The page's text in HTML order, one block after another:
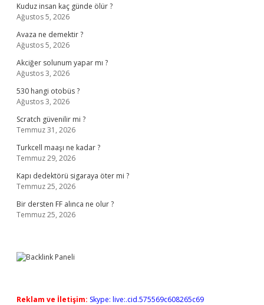
Kuduz insan kaç günde ölür ?
Ağustos 5, 2026
Avaza ne demektir ?
Ağustos 5, 2026
Akciğer solunum yapar mı ?
Ağustos 3, 2026
530 hangi otobüs ?
Ağustos 3, 2026
Scratch güvenilir mi ?
Temmuz 31, 2026
Turkcell maaşı ne kadar ?
Temmuz 29, 2026
Kapı dedektörü sigaraya öter mi ?
Temmuz 25, 2026
Bir dersten FF alınca ne olur ?
Temmuz 25, 2026
Reklam ve İletişim: Skype: live:.cid.575569c608265c69